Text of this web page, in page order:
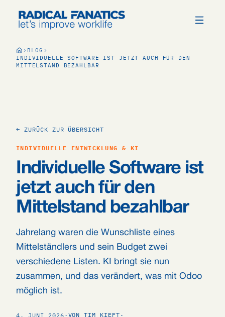
BLOG
INDIVIDUELLE SOFTWARE IST JETZT AUCH FÜR DEN
MITTELSTAND BEZAHLBAR
← ZURÜCK ZUR ÜBERSICHT
INDIVIDUELLE ENTWICKLUNG & KI
Individuelle Software ist
jetzt auch für den
Mittelstand bezahlbar
Jahrelang waren die Wunschliste eines
Mittelständlers und sein Budget zwei
verschiedene Listen. KI bringt sie nun
zusammen, und das verändert, was mit Odoo
möglich ist.
4. JUNI 2026 · VON TIM KIEFT ·